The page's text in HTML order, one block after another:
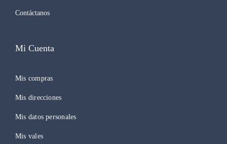
Contáctanos
Mi Cuenta
Mis compras
Mis direcciones
Mis datos personales
Mis vales